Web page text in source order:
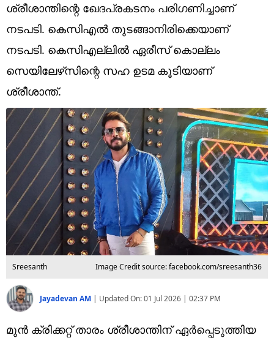
Technology
Religion
Web Story
Short Videos
ശ്രീശാന്തിന്റെ ഖേദപ്രകടനം പരിഗണിച്ചാണ്
നടപടി. കെസിഎല്‍ തുടങ്ങാനിരിക്കെയാണ്
നടപടി. കെസിഎല്ലില്‍ ഏരീസ് കൊല്ലം
സെയിലേഴ്‌സിന്റെ സഹ ഉടമ കൂടിയാണ്
ശ്രീശാന്ത്.
Sreesanth Image Credit source: facebook.com/sreesanth36
Jayadevan AM | Updated On:01 Jul 2026 | 02:37 PM
മുന്‍ ക്രിക്കറ്റ് താരം ശ്രീശാന്തിന് ഏര്‍പ്പെടുത്തിയ